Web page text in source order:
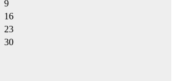
9
16
23
30